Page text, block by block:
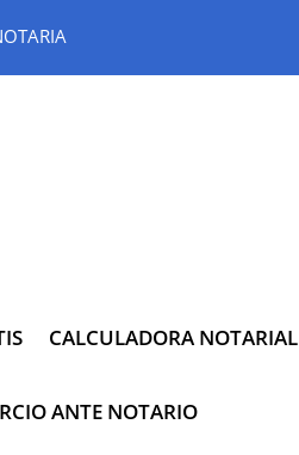
CALCULADORA NOTARIAL
ANTE NOTARIO